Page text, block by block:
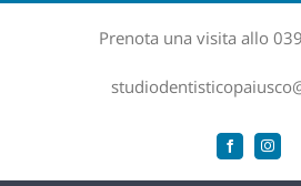
Prenota una visita allo
Facebook